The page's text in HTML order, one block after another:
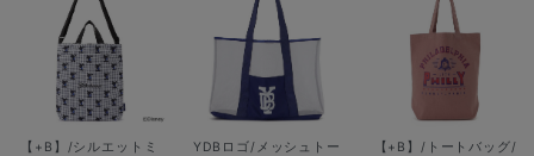
【+B】/シルエットミ
YDBロゴ/メッシュトー
【+B】/トートバッグ/